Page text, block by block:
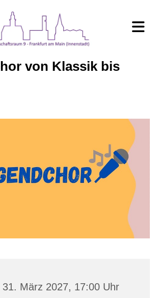
von Klassik bis
März 2027, 17:00 Uhr